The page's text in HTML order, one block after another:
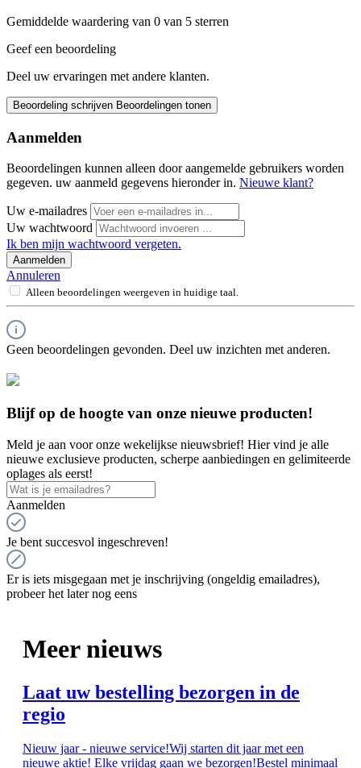
Gemiddelde waardering van 0 van 5 sterren
Geef een beoordeling
Deel uw ervaringen met andere klanten.
Beoordeling schrijven Beoordelingen tonen
Aanmelden
Beoordelingen kunnen alleen door aangemelde gebruikers worden
gegeven. uw aanmeld gegevens hieronder in. Nieuwe klant?
Uw e-mailadres
Uw wachtwoord
Ik ben mijn wachtwoord vergeten.
Aanmelden
Annuleren
Alleen beoordelingen weergeven in huidige taal.
Geen beoordelingen gevonden. Deel uw inzichten met anderen.
Blijf op de hoogte van onze nieuwe producten!
Meld je aan voor onze wekelijkse nieuwsbrief! Hier vind je alle
nieuwe exclusieve producten, scherpe aanbiedingen en gelimiteerde
oplages als eerst!
Aanmelden
Je bent succesvol ingeschreven!
Er is iets misgegaan met je inschrijving (ongeldig emailadres),
probeer het later nog eens
Meer nieuws
Laat uw bestelling bezorgen in de
regio
Nieuw jaar - nieuwe service!Wij starten dit jaar met een
nieuwe aktie! Elke vrijdag gaan we bezorgen!Bestel minimaal